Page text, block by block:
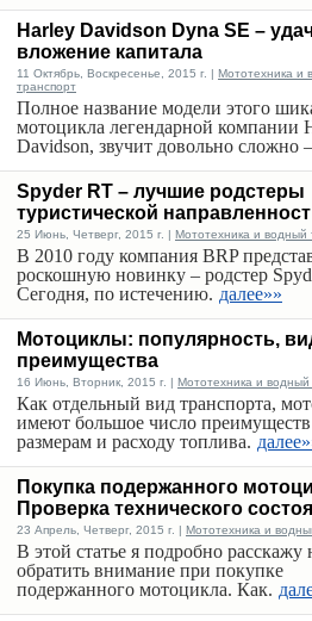
Harley Davidson Dyna SE –
вложение капитала
11 Октябрь, Воскресенье, 2015 г. | Мототехника и
транспорт
Полное название модели этого
мотоцикла легендарной компании
Davidson, звучит довольно сложно
Spyder RT – лучшие родстеры
туристической
25 Июнь, Четверг, 2015 г. | Мототехника и водный
В 2010 году компания BRP
роскошную новинку – родстер
Сегодня, по истечению. далее»»
Мотоциклы: популярность,
преимущества
16 Июнь, Вторник, 2015 г. | Мототехника и водный
Как отдельный вид транспорта,
имеют большое число
размерам и расходу топлива.
Покупка подержанного
Проверка технического
23 Апрель, Четверг, 2015 г. | Мототехника и
В этой статье я подробно расскажу
обратить внимание при покупке
подержанного мотоцикла. Как.